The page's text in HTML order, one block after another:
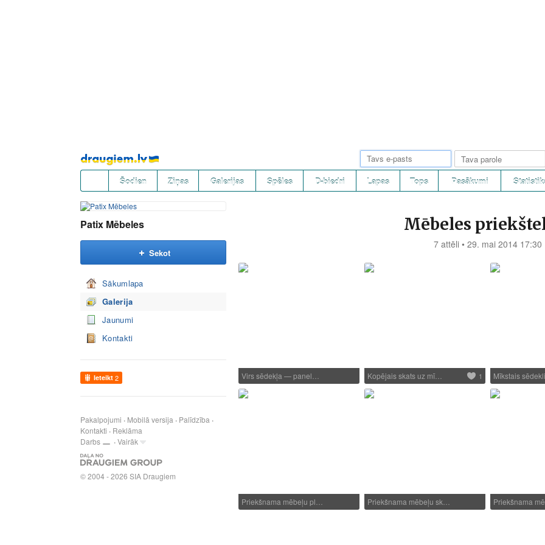
Pāriet
uz
saturu
Šodien Ziņas Galerijas Spēles D-biedri Lapas Tops Pasākumi
Patix Mēbeles
Sekot
Sākumlapa
Galerija
Jaunumi
Kontakti
Ieteikt 2
Pakalpojumi Mobilā versija
Palīdzība
Kontakti
Reklāma
Darbs
Vairāk
© 2004 - 2026 SIA Draugiem
Mēbeles
7 attēli • 29. mai 2014 17:30
Virs sēdekļa — panel… Kopējais skats uz mī… 1 Mīkstais
Priekšnama mēbeļu pl… Priekšnama mēbeļu sk… Priekšnama